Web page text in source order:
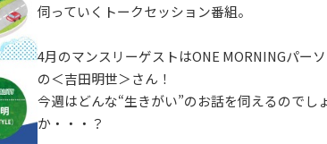
POWER PLAYパワープレイ
G-SelectionG-Selection
STAY TUNED!
伺っていくトークセッション番組。
4月のマンスリーゲストはONE MORNINGパー
の＜吉田明世＞さん！
今週はどんな“生きがい”のお話を伺えるのでし
か・・・？